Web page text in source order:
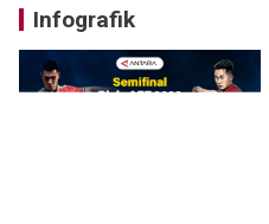
Infografik